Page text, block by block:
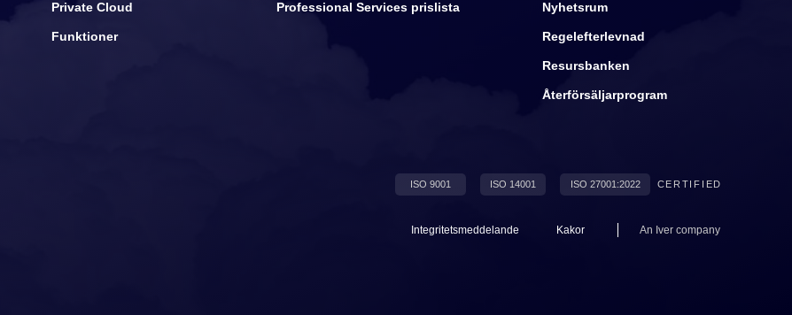
Private Cloud
Funktioner
Professional Services prislista Nyhetsrum
Regelefterlevnad
Resursbanken
Återförsäljarprogram
ISO 9001 ISO 14001 ISO 27001:2022 CERTIFIED
Integritetsmeddelande Kakor An Iver company